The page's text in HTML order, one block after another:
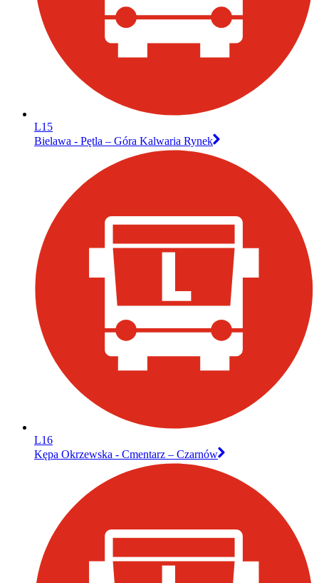
L15
Bielawa - Pętla – Góra Kalwaria Rynek
L16
Kępa Okrzewska - Cmentarz – Czarnów